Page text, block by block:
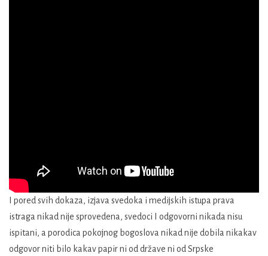
I pored svih dokaza, izjava svedoka i medijskih istupa prava
istraga nikad nije sprovedena, svedoci I odgovorni nikada nisu
ispitani, a porodica pokojnog bogoslova nikad nije dobila nikakav
odgovor niti bilo kakav papir ni od države ni od Srpske